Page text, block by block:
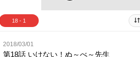
18 - 1
2018/03/01
第18話 いけない！ぬ～べ～先生